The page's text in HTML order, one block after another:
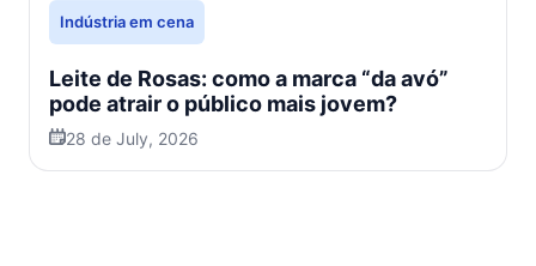
Indústria em cena
Leite de Rosas: como a marca “da avó”
pode atrair o público mais jovem?
28 de July, 2026